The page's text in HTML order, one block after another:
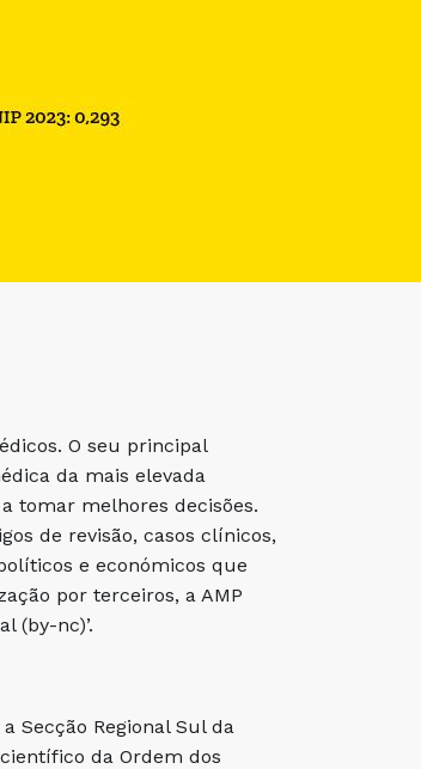
O seu principal
da mais elevada
tomar melhores decisões.
de revisão, casos clínicos,
e económicos que
por terceiros, a AMP
(by-nc)’.
Secção Regional Sul da
da Ordem dos